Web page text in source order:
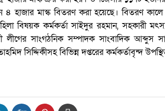
৪ হাজার মাস্ক বিতরণ করা হয়েছে। বিতরণ
বিষয়ক কর্মকর্তা সাইদুর রহমান, সহকারী
সাংগঠনিক সম্পাদক সাংবাদিক আব্দুস
সিদ্দিকীসহ বিভিন্ন দপ্তরের কর্মকর্তাবৃন্দ